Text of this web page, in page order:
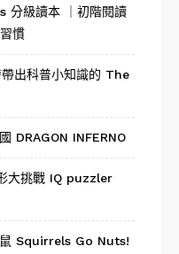
分級讀本 ｜初階閱讀
慣
出科普小知識的 The
DRAGON INFERNO
大挑戰 IQ puzzler
鼠 Squirrels Go Nuts!